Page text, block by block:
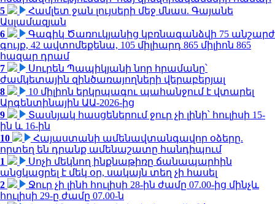
5
Համլետ ջան լույսերի մեջ մնաս. Գայանե
Ասլամազյան
6
Գագիկ Ծառուկյանից կբռնագանձվի 75 անշարժ
գույք, 42 ավտոմեքենա, 105 միլիարդ 865 միլիոն 865
հազար դրամ
7
Սուրեն Պապիկյանի նոր հրամանը՝
ժամկետային զինծառայողների վերաբերյալ
8
10 միլիոն երկրպագու պահանջում է վտարել
Արգենտինային ԱԱ-2026-ից
9
Տասնյակ հասցեներում ջուր չի լինի՝ հուլիսի 15-
ին և 16-ին
10
Հայաստանի ամենավտանգավոր օձերը.
որտեղ են դրանք ամենաշատը հանդիպում
1
Սոչի մեկնող ինքնաթիռը ճանապարհին
անցկացրել է մեկ օր, սակայն տեղ չի հասել
2
Ջուր չի լինի հուլիսի 28-ին ժամը 07.00-ից մինչև
հուլիսի 29-ը ժամը 07.00-ն